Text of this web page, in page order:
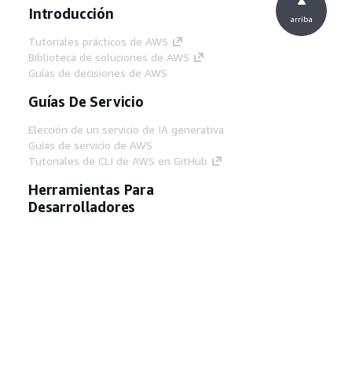
Introducción
Tutoriales prácticos de AWS
Biblioteca de soluciones de AWS
Guías de decisiones de AWS
Guías De Servicio
Elección de un servicio de IA generativa
Guías de servicio de AWS
Tutoriales de CLI de AWS en GitHub
Herramientas Para
Desarrolladores
arriba